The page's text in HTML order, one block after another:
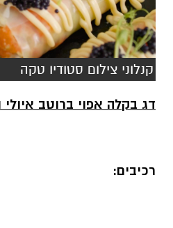
קנלוני צילום סטודיו טקה
דג בקלה אפוי ברוטב איולי
רכיבים: